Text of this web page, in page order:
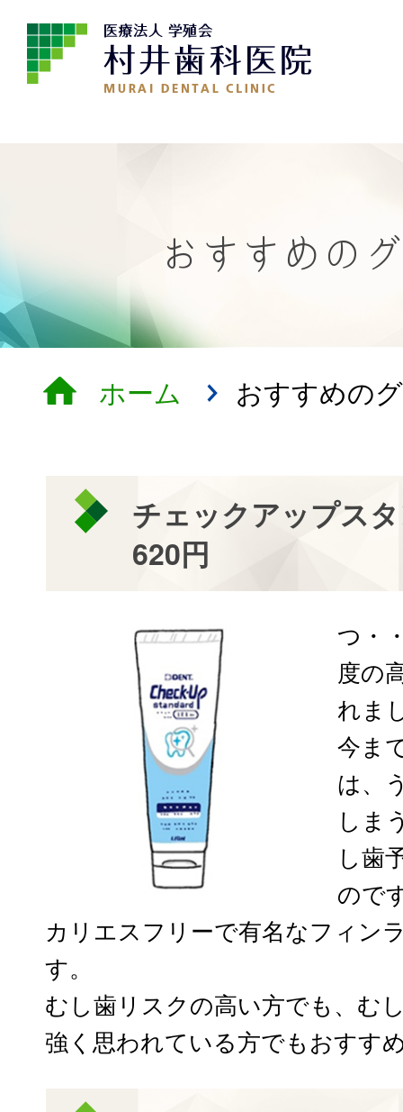
おすすめの
ホーム おすすめの
チェックアップス
620円
つ・
度の
れま
今ま
は、
しま
し歯
ので
カリエスフリーで有名なフィン
す。
むし歯リスクの高い方でも、む
強く思われている方でもおすす